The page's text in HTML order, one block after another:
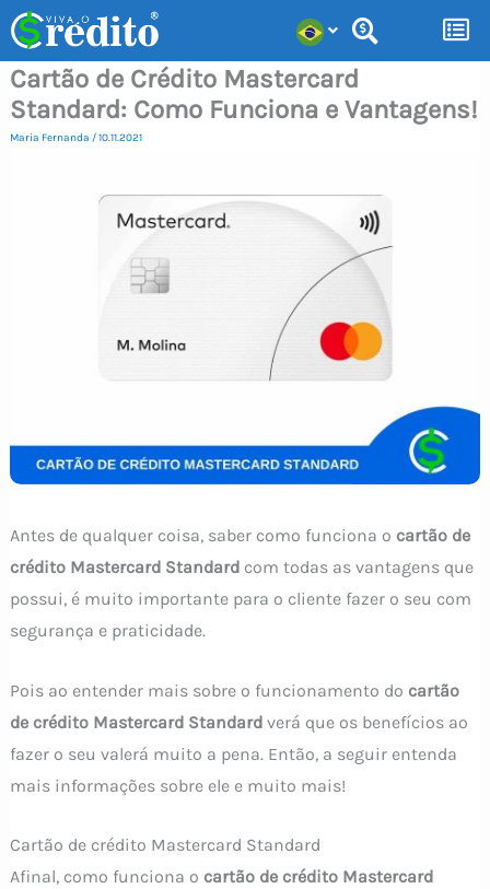
para
conteúdo
Cartão de Crédito Mastercard
Standard: Como Funciona e Vantagens!
Maria Fernanda /10.11.2021
Antes de qualquer coisa, saber como funciona o cartão de
crédito Mastercard Standard com todas as vantagens que
possui, é muito importante para o cliente fazer o seu com
segurança e praticidade.
Pois ao entender mais sobre o funcionamento do cartão
de crédito Mastercard Standardverá que os benefícios ao
fazer o seu valerá muito a pena. Então, a seguir entenda
mais informações sobre ele e muito mais!
Cartão de crédito Mastercard Standard
Afinal, como funciona o cartão de crédito Mastercard